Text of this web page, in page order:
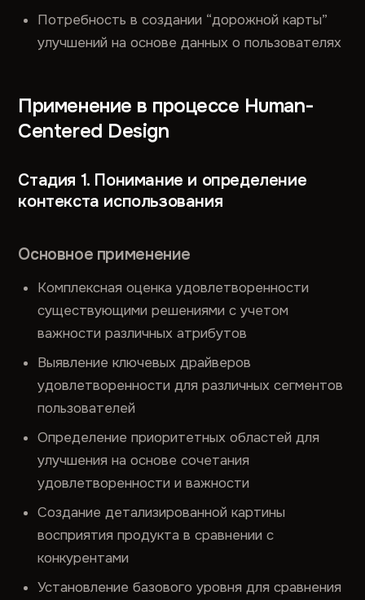
Потребность в создании “дорожной карты”
улучшений на основе данных о пользователях
Применение в процессе Human-
Centered Design
Стадия 1. Понимание и определение
контекста использования
Основное применение
Комплексная оценка удовлетворенности
существующими решениями с учетом
важности различных атрибутов
Выявление ключевых драйверов
удовлетворенности для различных сегментов
пользователей
Определение приоритетных областей для
улучшения на основе сочетания
удовлетворенности и важности
Создание детализированной картины
восприятия продукта в сравнении с
конкурентами
Установление базового уровня для сравнения